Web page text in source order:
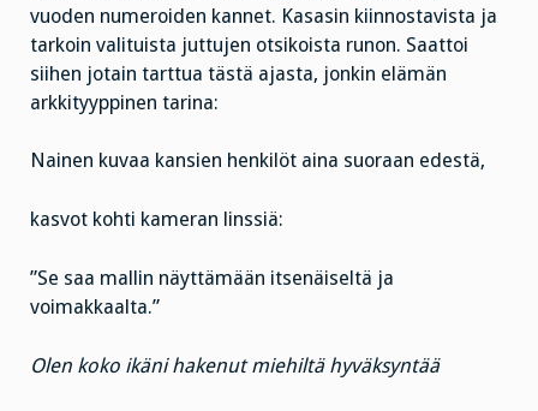
vuoden numeroiden kannet. Kasasin kiinnostavista ja
tarkoin valituista juttujen otsikoista runon. Saattoi
siihen jotain tarttua tästä ajasta, jonkin elämän
arkkityyppinen tarina:
Nainen kuvaa kansien henkilöt aina suoraan edestä,
kasvot kohti kameran linssiä:
”Se saa mallin näyttämään itsenäiseltä ja
voimakkaalta.”
Olen koko ikäni hakenut miehiltä hyväksyntää